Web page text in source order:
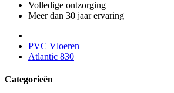
Volledige ontzorging
Meer dan 30 jaar ervaring
PVC Vloeren
Atlantic 830
Categorieën